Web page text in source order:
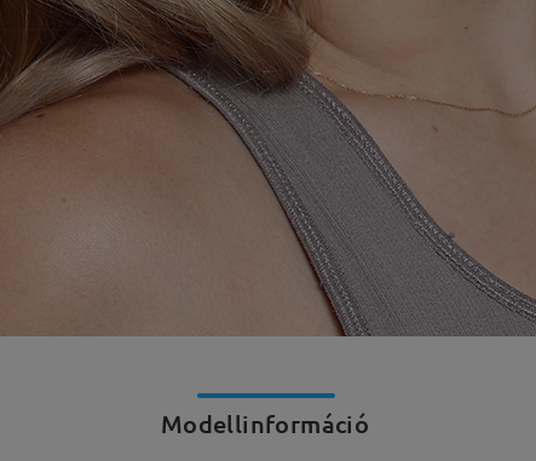
Modellinformáció